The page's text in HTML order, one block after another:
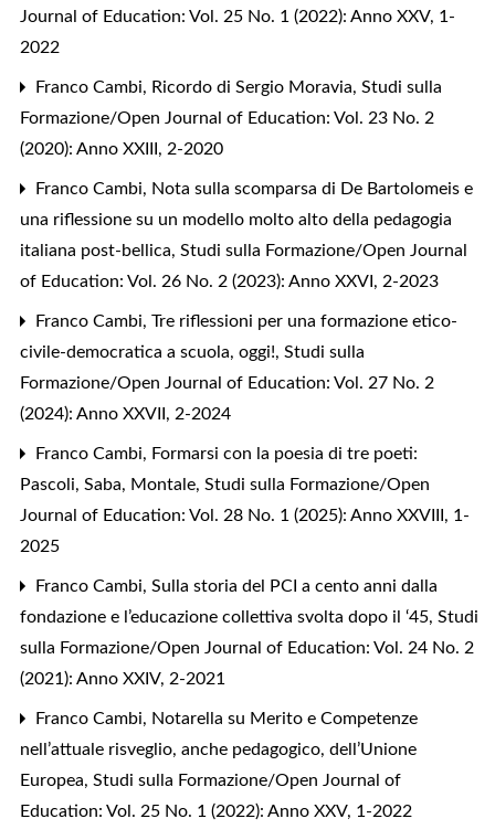
Journal of Education: Vol. 25 No. 1 (2022): Anno XXV, 1-
2022
Franco Cambi, Ricordo di Sergio Moravia, Studi sulla
Formazione/Open Journal of Education: Vol. 23 No. 2
(2020): Anno XXIII, 2-2020
Franco Cambi, Nota sulla scomparsa di De Bartolomeis e
una riflessione su un modello molto alto della pedagogia
italiana post-bellica, Studi sulla Formazione/Open Journal
of Education: Vol. 26 No. 2 (2023): Anno XXVI, 2-2023
Franco Cambi, Tre riflessioni per una formazione etico-
civile-democratica a scuola, oggi!, Studi sulla
Formazione/Open Journal of Education: Vol. 27 No. 2
(2024): Anno XXVII, 2-2024
Franco Cambi, Formarsi con la poesia di tre poeti:
Pascoli, Saba, Montale, Studi sulla Formazione/Open
Journal of Education: Vol. 28 No. 1 (2025): Anno XXVIII, 1-
2025
Franco Cambi, Sulla storia del PCI a cento anni dalla
fondazione e l’educazione collettiva svolta dopo il ‘45, Studi
sulla Formazione/Open Journal of Education: Vol. 24 No. 2
(2021): Anno XXIV, 2-2021
Franco Cambi, Notarella su Merito e Competenze
nell’attuale risveglio, anche pedagogico, dell’Unione
Europea, Studi sulla Formazione/Open Journal of
Education: Vol. 25 No. 1 (2022): Anno XXV, 1-2022